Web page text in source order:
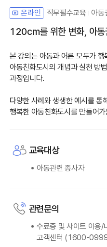
온라인 직무필수교육 아동
120cm를 위한 변화, 아동
본 강의는 아동과 어른 모두가
아동친화도시의 개념과 실천 방
과정입니다.
다양한 사례와 생생한 예시를 통
행복한 아동친화도시를 만들어
교육대상
아동관련 종사자
관련문의
수료증 및 사이트 이용
고객센터 (1600-